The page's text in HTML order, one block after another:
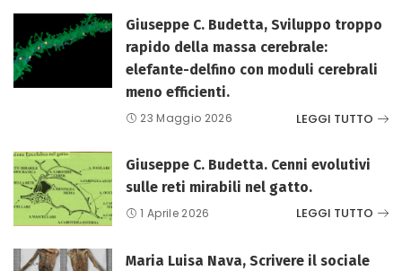
Giuseppe C. Budetta, Sviluppo troppo
rapido della massa cerebrale:
elefante-delfino con moduli cerebrali
meno efficienti.
23 Maggio 2026 LEGGI TUTTO
Giuseppe C. Budetta. Cenni evolutivi
sulle reti mirabili nel gatto.
1 Aprile 2026 LEGGI TUTTO
Maria Luisa Nava, Scrivere il sociale